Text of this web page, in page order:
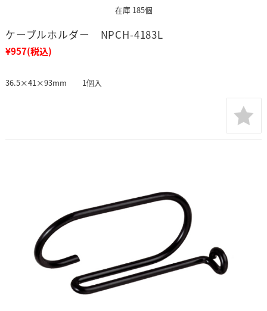
在庫 185個
ケーブルホルダー NPCH-4183L
¥957(税込)
36.5×41×93mm 1個入